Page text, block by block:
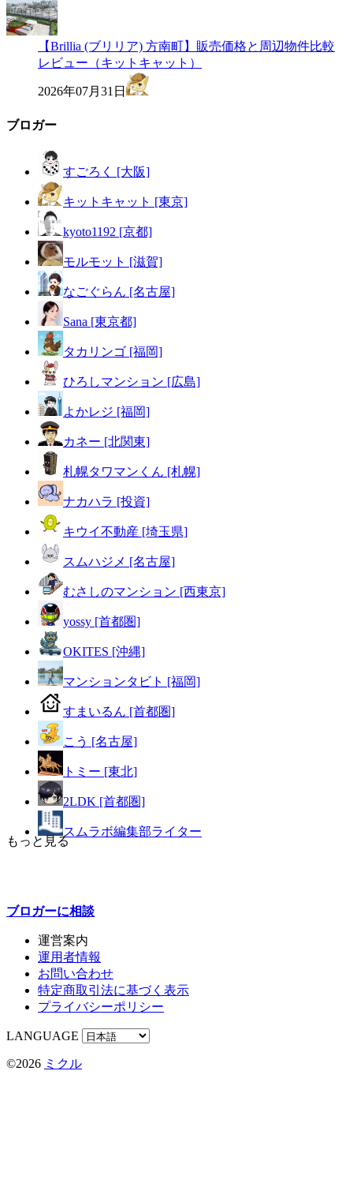
【Brillia (ブリリア) 方南町】販売価格と周辺物件比較
レビュー（キットキャット）
2026年07月31日
ブロガー
すごろく [大阪]
キットキャット [東京]
kyoto1192 [京都]
モルモット [滋賀]
なごぐらん [名古屋]
Sana [東京都]
タカリンゴ [福岡]
ひろしマンション [広島]
よかレジ [福岡]
カネー [北関東]
札幌タワマンくん [札幌]
ナカハラ [投資]
キウイ不動産 [埼玉県]
スムハジメ [名古屋]
むさしのマンション [西東京]
yossy [首都圏]
OKITES [沖縄]
マンションタビト [福岡]
すまいるん [首都圏]
こう [名古屋]
トミー [東北]
2LDK [首都圏]
スムラボ編集部ライター
もっと見る
ブロガーに相談
運営案内
運用者情報
お問い合わせ
特定商取引法に基づく表示
プライバシーポリシー
LANGUAGE
©2026 ミクル